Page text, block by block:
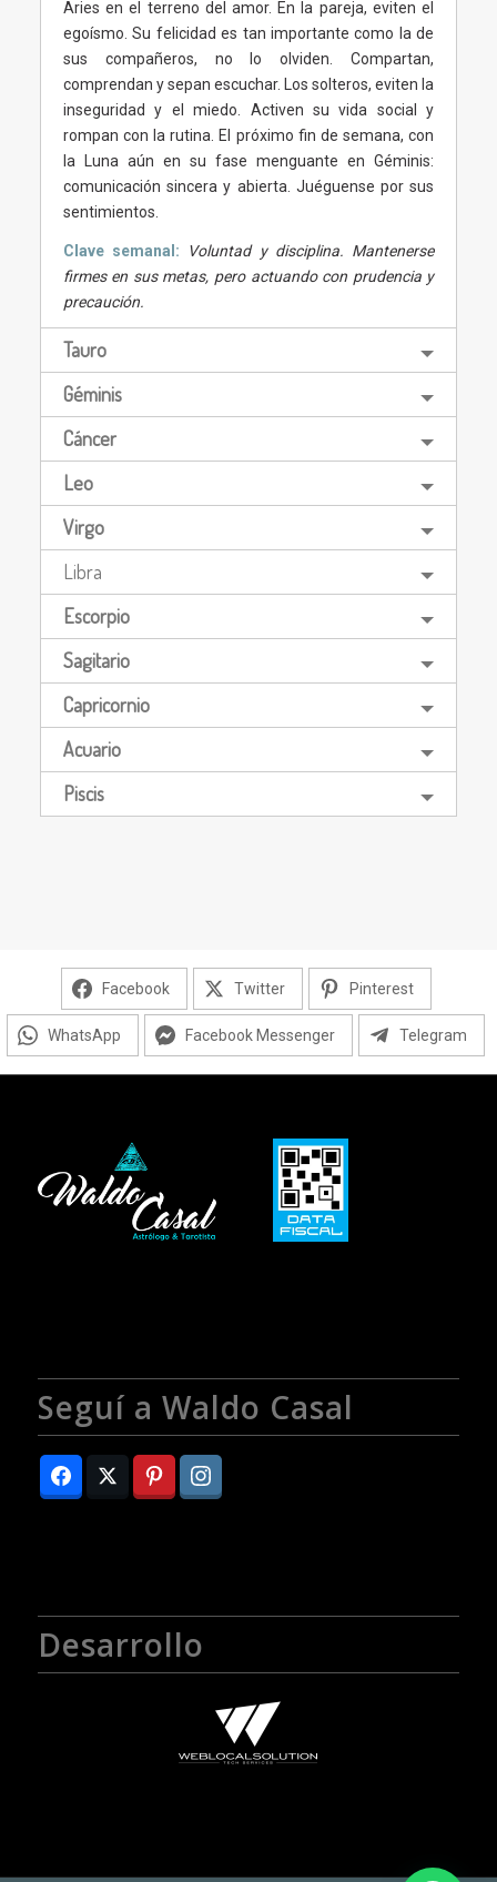
Aries en el terreno del amor. En la pareja, eviten el
egoísmo. Su felicidad es tan importante como la de
sus compañeros, no lo olviden. Compartan,
comprendan y sepan escuchar. Los solteros, eviten la
inseguridad y el miedo. Activen su vida social y
rompan con la rutina. El próximo fin de semana, con
la Luna aún en su fase menguante en Géminis:
comunicación sincera y abierta. Juéguense por sus
sentimientos.
Clave semanal:
Voluntad y disciplina. Mantenerse
firmes en sus metas, pero actuando con prudencia y
precaución.
Tauro
Géminis
Cáncer
Leo
Virgo
Libra
Escorpio
Sagitario
Capricornio
Acuario
Piscis
Facebook Twitter Pinterest
WhatsApp Facebook Messenger Telegram
Seguí a Waldo Casal
Desarrollo